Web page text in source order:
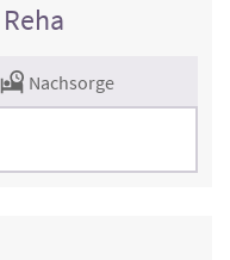
Nachsorge